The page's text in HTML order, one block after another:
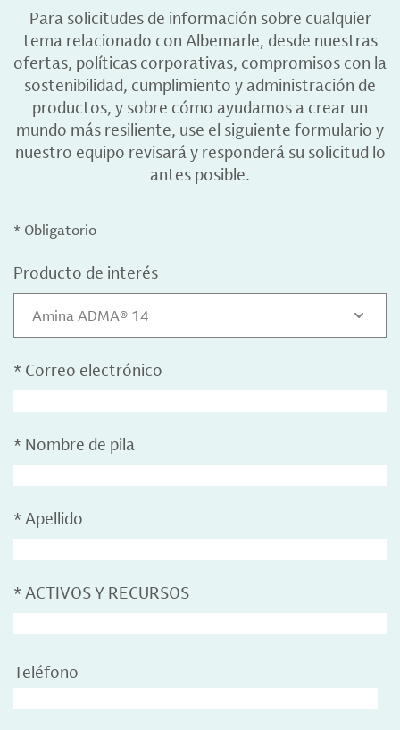
Para solicitudes de información sobre cualquier
tema relacionado con Albemarle, desde nuestras
ofertas, políticas corporativas, compromisos con la
sostenibilidad, cumplimiento y administración de
productos, y sobre cómo ayudamos a crear un
mundo más resiliente, use el siguiente formulario y
nuestro equipo revisará y responderá su solicitud lo
antes posible.
* Obligatorio
Producto de interés
Amina ADMA® 14
* Correo electrónico
* Nombre de pila
* Apellido
* ACTIVOS Y RECURSOS
Teléfono